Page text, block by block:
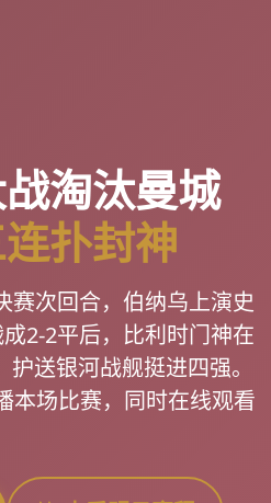
淘汰曼城
扑封神
赛次回合，伯纳乌上演史
2-2平后，比利时门神在
送银河战舰挺进四强。
本场比赛，同时在线观看